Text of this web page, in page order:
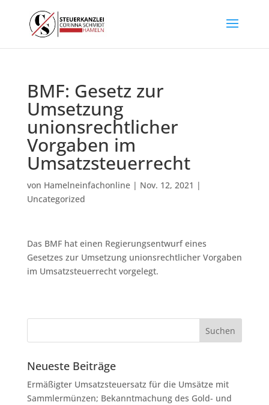
BMF: Gesetz zur
Umsetzung
unionsrechtlicher
Vorgaben im
Umsatzsteuerrecht
von Hamelneinfachonline| Nov. 12, 2021 |
Uncategorized
Das BMF hat einen Regierungsentwurf eines
Gesetzes zur Umsetzung unionsrechtlicher Vorgaben
im Umsatzsteuerrecht vorgelegt.
Neueste Beiträge
Ermäßigter Umsatzsteuersatz für die Umsätze mit
Sammlermünzen; Bekanntmachung des Gold- und